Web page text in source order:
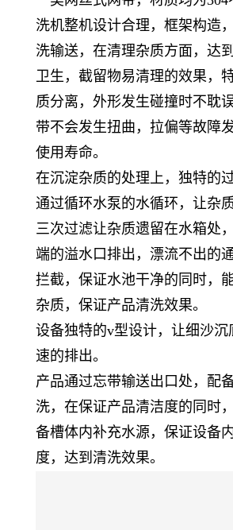
洗机整机设计合理，框架构造
洗输送，在清理杂质方面，达
卫生，截留物易清理的效果，
质分离，外形发生碰撞时不耽
带不会发生扭曲，拉偏等故障
使用寿命。
在沉淀杂质的处理上，独特的
通过循环水泵的水循环，让杂
三次过滤让杂质遗留在水箱处
端的溢水口排出，漂流不出的
拦截，保证水池干净的同时，
杂质，保证产品清洗效果。
设备独特的v型设计，让细沙
速的排出。
产品通过忘带输送出口处，配
洗，在保证产品清洁度的同时
备槽体内补充水源，保证设备
度，达到清洗效果。